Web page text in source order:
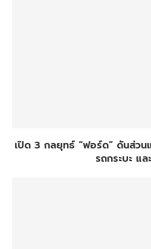
เปิด 3 กลยุทธ์ “ฟอร์ด” ดันส่ว
รถกระบะ แล